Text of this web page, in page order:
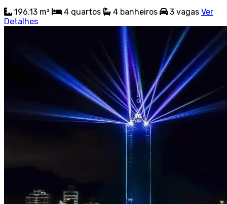
196.13 m²
4 quartos 4 banheiros 3 vagas Ver
Detalhes